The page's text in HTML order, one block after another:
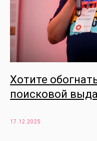
Хотите
поисковой
17.12.2025